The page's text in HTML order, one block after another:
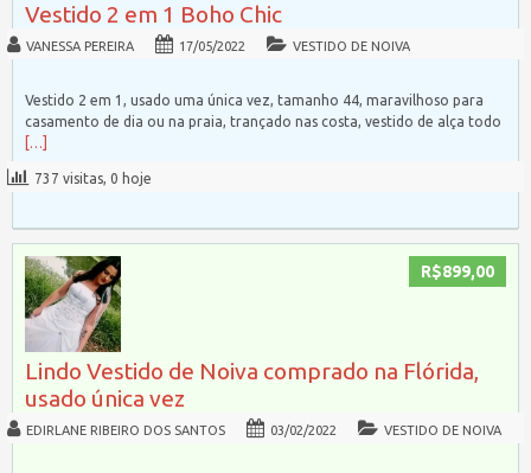
Vestido 2 em 1 Boho Chic
VANESSA PEREIRA 17/05/2022 VESTIDO DE NOIVA
Vestido 2 em 1, usado uma única vez, tamanho 44, maravilhoso para
casamento de dia ou na praia, trançado nas costa, vestido de alça todo
[…]
737 visitas, 0 hoje
R$899,00
Lindo Vestido de Noiva comprado na Flórida,
usado única vez
EDIRLANE RIBEIRO DOS SANTOS 03/02/2022 VESTIDO DE NOIVA